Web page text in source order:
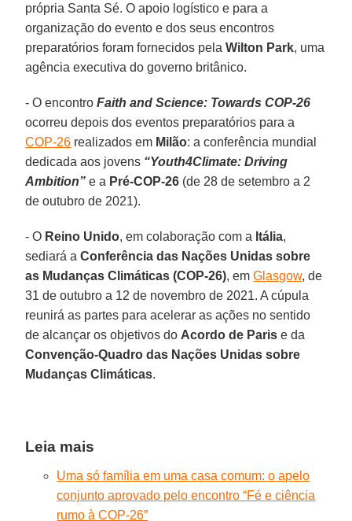
própria Santa Sé. O apoio logístico e para a
organização do evento e dos seus encontros
preparatórios foram fornecidos pelaWilton Park, uma
agência executiva do governo britânico.
- O encontroFaith and Science: Towards COP-26
ocorreu depois dos eventos preparatórios para a
COP-26 realizados em Milão: a conferência mundial
dedicada aos jovens “Youth4Climate: Driving
Ambition” e a Pré-COP-26 (de 28 de setembro a 2
de outubro de 2021).
- O Reino Unido, em colaboração com a Itália,
sediará aConferência das Nações Unidas sobre
as Mudanças Climáticas (COP-26), emGlasgow, de
31 de outubro a 12 de novembro de 2021. A cúpula
reunirá as partes para acelerar as ações no sentido
de alcançar os objetivos do Acordo de Paris e da
Convenção-Quadro das Nações Unidas sobre
Mudanças Climáticas.
Leia mais
Uma só família em uma casa comum: o apelo
conjunto aprovado pelo encontro “Fé e ciência
rumo à COP-26”